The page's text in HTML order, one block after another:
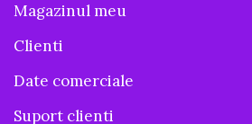
Magazinul meu
Clienti
Date comerciale
Suport clienti